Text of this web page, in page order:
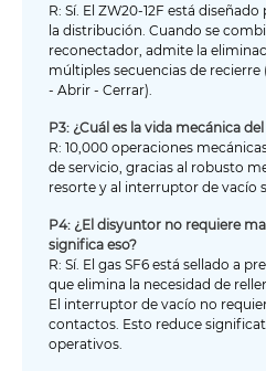
R: Sí. El ZW20-12F está
la distribución. Cuando se
reconectador, admite la
múltiples secuencias de recierre
- Abrir - Cerrar).
P3: ¿Cuál es la vida mecánica
R: 10,000 operaciones
de servicio, gracias al robusto
resorte y al interruptor de vacío
P4: ¿El disyuntor no requiere
significa eso?
R: Sí. El gas SF6 está sellado a
que elimina la necesidad de
El interruptor de vacío no
contactos. Esto reduce
operativos.